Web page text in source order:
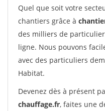
Quel que soit votre
chantiers grâce à
des milliers de
ligne. Nous pouvons
avec des particuliers
Habitat.
Devenez dès à présent
chauffage.fr, faites une